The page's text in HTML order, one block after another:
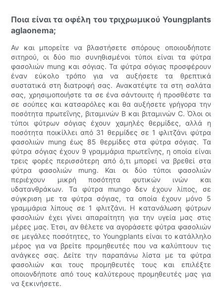
Ποια είναι τα οφέλη του τριχρωμικού Youngplants
aglaonema;
Αν και μπορείτε να βλαστήσετε σπόρους οποιουδήποτε
σιτηρού, οι δύο πιο συνηθισμένοι τύποι είναι τα φύτρα
φασολιών mung και σόγιας. Τα φύτρα σόγιας προσφέρουν
έναν εύκολο τρόπο για να αυξήσετε τα θρεπτικά
συστατικά στη διατροφή σας. Ανακατέψτε τα στη σαλάτα
σας, χρησιμοποιήστε τα σε ένα σάντουιτς ή προσθέστε τα
σε σούπες και κατσαρόλες και θα αυξήσετε γρήγορα την
ποσότητα πρωτεΐνης, βιταμινών Β και βιταμινών C. Όλοι οι
τύποι φύτρων σόγιας έχουν χαμηλές θερμίδες, αλλά η
ποσότητα ποικίλλει από 31 θερμίδες σε 1 φλιτζάνι φύτρα
φασολιών mung έως 85 θερμίδες στα φύτρα σόγιας. Τα
φύτρα σόγιας έχουν 9 γραμμάρια πρωτεΐνης, η οποία είναι
τρεις φορές περισσότερη από ό,τι μπορεί να βρεθεί στα
φύτρα φασολιών mung. Και οι δύο τύποι φασολιών
περιέχουν μικρή ποσότητα φυτικών ινών και
υδατανθράκων. Τα φύτρα mungo δεν έχουν λίπος, σε
σύγκριση με τα φύτρα σόγιας, τα οποία έχουν μόνο 5
γραμμάρια λίπους σε 1 φλιτζάνι. Η κατανάλωση φύτρων
φασολιών έχει γίνει απαραίτητη για την υγεία μας στις
μέρες μας. Έτσι, αν θέλετε να αγοράσετε φύτρα φασολιών
σε μεγάλες ποσότητες, το Youngplants είναι το κατάλληλο
μέρος για να βρείτε προμηθευτές που να καλύπτουν τις
ανάγκες σας. Δείτε την παραπάνω λίστα με τα φύτρα
φασολιών και τους προμηθευτές τους και επιλέξτε
οποιονδήποτε από τους καλύτερους προμηθευτές μας για
να ξεκινήσετε.